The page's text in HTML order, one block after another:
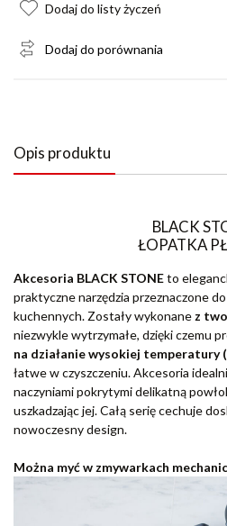
Dodaj do listy życzeń
Dodaj do porównania
Opis produktu
BLACK
ŁOPATKA
Akcesoria BLACK STONEto
praktyczne narzędzia przeznaczone
kuchennych. Zostały wykonane z
niezwykle wytrzymałe, dzięki czemu
na działanie wysokiej temperatury
łatwe w czyszczeniu. Akcesoria
naczyniami pokrytymi delikatną
uszkadzając jej. Całą serię cechuje
nowoczesny design.
Można myć w zmywarkach